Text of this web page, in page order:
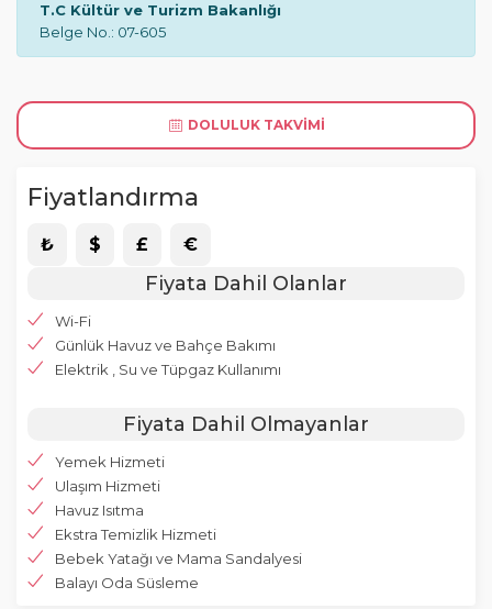
T.C Kültür ve Turizm Bakanlığı
Belge No.: 07-605
DOLULUK TAKVIMI
Fiyatlandırma
₺ $ £ €
Fiyata Dahil Olanlar
Wi-Fi
Günlük Havuz ve Bahçe Bakımı
Elektrik , Su ve Tüpgaz Kullanımı
Fiyata Dahil Olmayanlar
Yemek Hizmeti
Ulaşım Hizmeti
Havuz Isıtma
Ekstra Temizlik Hizmeti
Bebek Yatağı ve Mama Sandalyesi
Balayı Oda Süsleme